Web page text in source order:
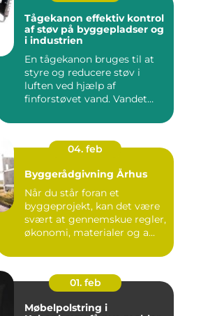
Tågekanon effektiv kontrol
af støv på byggepladser og
i industrien
En tågekanon bruges til at
styre og reducere støv i
luften ved hjælp af
finforstøvet vand. Vandet
04. feb
Byggerådgivning Århus
Når du står foran et
byggeprojekt, kan det være
svært at gennemskue regler,
økonomi, materialer og a...
01. feb
Møbelpolstring i